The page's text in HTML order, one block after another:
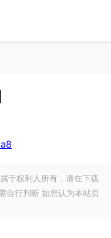
于权利人所有，请在下载
自行判断 如您认为本站页